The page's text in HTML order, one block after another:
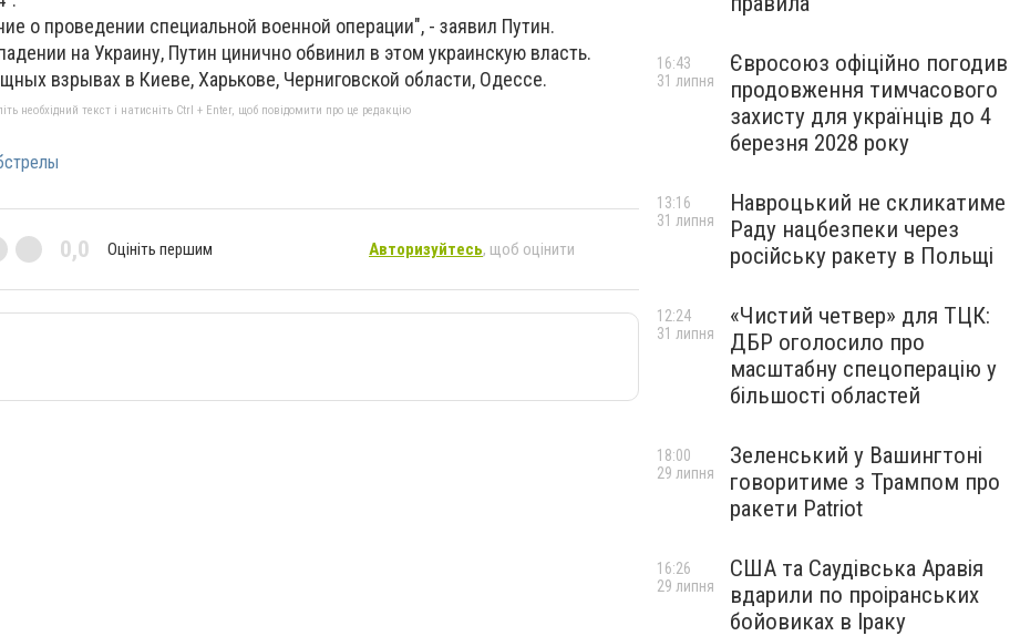
о проведении специальной военной операции", - заявил Путин.
на Украину, Путин цинично обвинил в этом украинскую власть.
взрывах в Киеве, Харькове, Черниговской области, Одессе.
необхідний текст і натисніть Ctrl + Enter, щоб повідомити про це редакцію
0,0 Оцініть першим Авторизуйтесь, щоб оцінити
Євросоюз офіційно погодив
продовження тимчасового
захисту для українців до 4
березня 2028 року
16:43
31 липня
Навроцький не скликатиме
Раду нацбезпеки через
російську ракету в Польщі
13:16
31 липня
«Чистий четвер» для ТЦК:
ДБР оголосило про
масштабну спецоперацію у
більшості областей
12:24
31 липня
Зеленський у Вашингтоні
говоритиме з Трампом про
ракети Patriot
18:00
29 липня
США та Саудівська Аравія
вдарили по проіранських
бойовиках в Іраку
16:26
29 липня